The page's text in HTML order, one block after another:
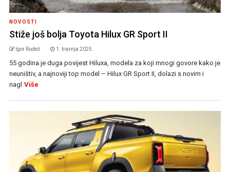
NOVOSTI
Stiže još bolja Toyota Hilux GR Sport II
Igor Rudež 1. travnja 2025.
55 godina je duga povijest Hiluxa, modela za koji mnogi govore kako je
neuništiv, a najnoviji top model – Hilux GR Sport II, dolazi s novim i
nagl Više